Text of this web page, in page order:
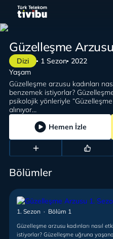
Dizi 1 Sezon 2022
Güzelleşme Arzusu
Güzelleşme arzusu kadınları
benzemek istiyorlar?
psikolojik yönleriyle
alınıyor…
Yaşam
Hemen İzle
Bölümler
1. Sezon · Bölüm 1
Güzelleşme arzusu kadınları nasıl
istiyorlar? Güzelleşme uğruna